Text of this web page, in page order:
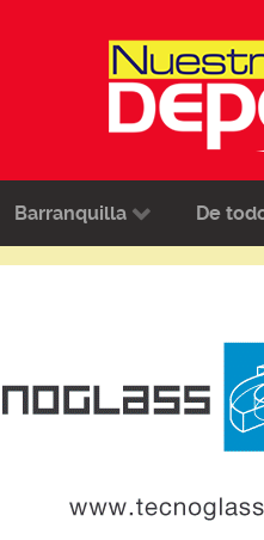
Barranquilla De